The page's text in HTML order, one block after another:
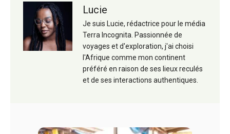
Lucie
Je suis Lucie, rédactrice pour le média
Terra Incognita. Passionnée de
voyages et d'exploration, j'ai choisi
l'Afrique comme mon continent
préféré en raison de ses lieux reculés
et de ses interactions authentiques.